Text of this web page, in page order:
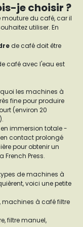
je choisir ?
mouture du café, car il
utiliser. En
de café doit être
café avec l'eau est
les machines à
fine pour produire
(environ 20
immersion totale -
contact prolongé
pour obtenir un
French Press.
de machines à
voici une petite
à café filtre
filtre manuel,